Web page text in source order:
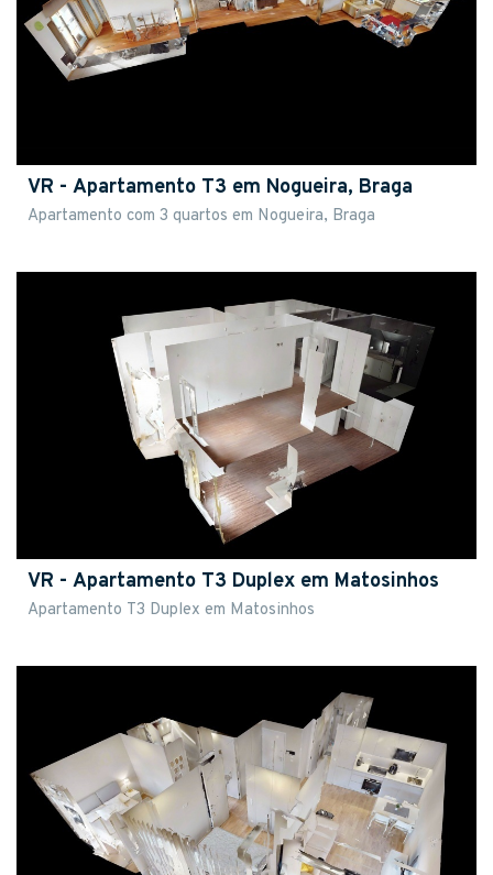
VR - Apartamento T3 em Nogueira, Braga
Apartamento com 3 quartos em Nogueira, Braga
VR - Apartamento T3 Duplex em Matosinhos
Apartamento T3 Duplex em Matosinhos